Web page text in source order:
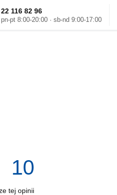
22 116 82 96
pn-pt 8:00-20:00 · sb-nd 9:00-17:00
10
tej opinii